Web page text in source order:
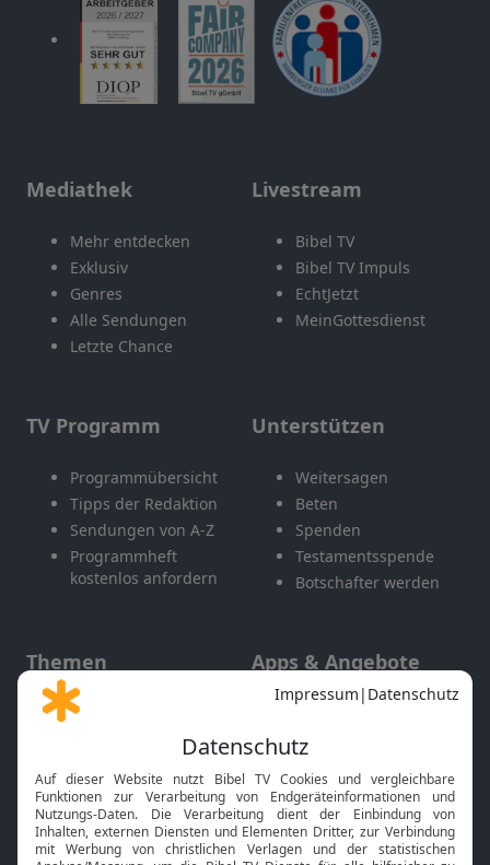
Mediathek
Mehr entdecken
Exklusiv
Genres
Alle Sendungen
Letzte Chance
Livestream
Bibel TV
Bibel TV Impuls
EchtJetzt
MeinGottesdienst
TV Programm
Programmübersicht
Tipps der Redaktion
Sendungen von A-Z
Programmheft
kostenlos anfordern
Unterstützen
Weitersagen
Beten
Spenden
Testamentsspende
Botschafter werden
Themen
Gott und Bibel erklärt
Neuigkeiten
Apps & Angebote
Mobile App
Smart TV
HbbTV
Bibelthek Online-Bibel